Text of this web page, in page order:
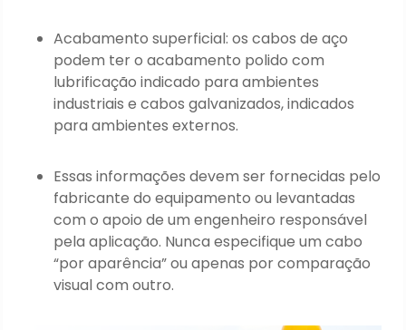
Acabamento superficial: os cabos de aço
podem ter o acabamento polido com
lubrificação indicado para ambientes
industriais e cabos galvanizados, indicados
para ambientes externos.
Essas informações devem ser fornecidas pelo
fabricante do equipamento ou levantadas
com o apoio de um engenheiro responsável
pela aplicação. Nunca especifique um cabo
“por aparência” ou apenas por comparação
visual com outro.